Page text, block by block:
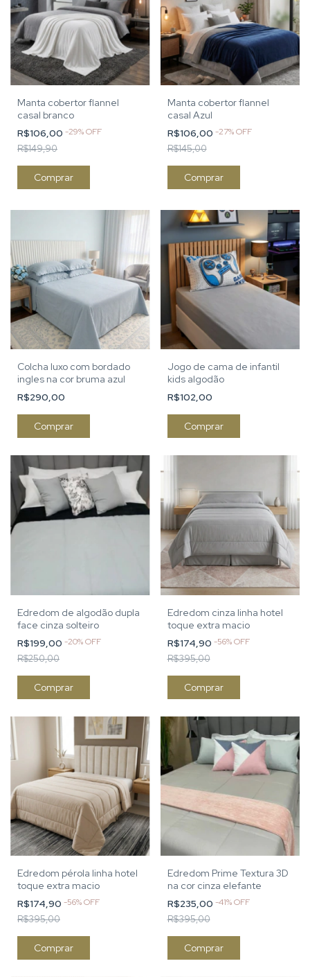
Manta cobertor flannel
casal branco
R$106,00 -29%OFF
R$149,90
Manta cobertor flannel
casal Azul
R$106,00 -27%OFF
R$145,00
Comprar
Colcha luxo com bordado
ingles na cor bruma azul
R$290,00
Comprar
Jogo de cama de infantil
kids algodão
R$102,00
Comprar
Edredom de algodão dupla
face cinza solteiro
R$199,00 -20%OFF
R$250,00
Comprar
Edredom cinza linha hotel
toque extra macio
R$174,90 -56%OFF
R$395,00
Comprar
Edredom pérola linha hotel
toque extra macio
R$174,90 -56%OFF
R$395,00
Comprar
Edredom Prime Textura 3D
na cor cinza elefante
R$235,00 -41%OFF
R$395,00
Comprar